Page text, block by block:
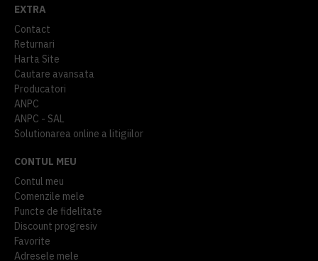
EXTRA
Contact
Returnari
Harta Site
Cautare avansata
Producatori
ANPC
ANPC - SAL
Solutionarea online a litigiilor
CONTUL MEU
Contul meu
Comenzile mele
Puncte de fidelitate
Discount progresiv
Favorite
Adresele mele